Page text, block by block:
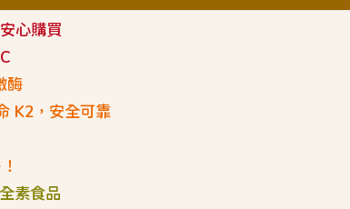
心購買
酶
K2，安全可靠
素食品